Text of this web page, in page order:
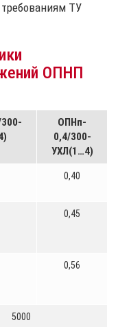
ТУ
ОПНП
ОПНп-
0,4/300-
УХЛ(1…4)
0,40
0,45
0,56
5000